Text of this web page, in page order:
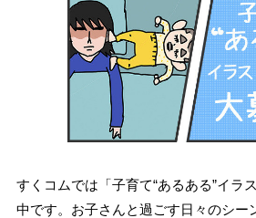
すくコムでは「子育て“あるある”イラ
中です。お子さんと過ごす日々のシー